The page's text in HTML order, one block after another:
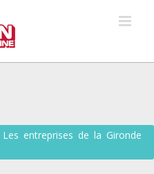
Les entreprises de la Gironde